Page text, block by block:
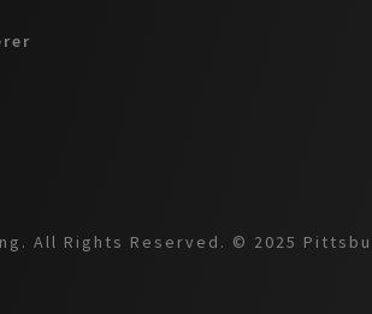
All Rights Reserved. © 2025